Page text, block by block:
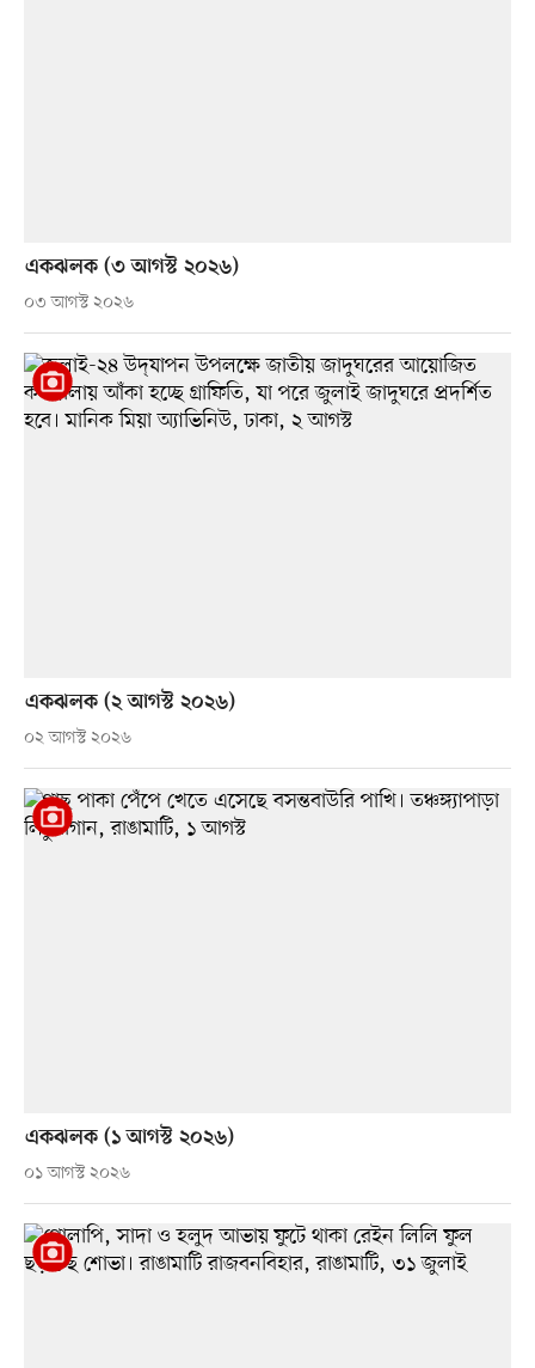
একঝলক (৩ আগস্ট ২০২৬)
০৩ আগস্ট ২০২৬
একঝলক (২ আগস্ট ২০২৬)
০২ আগস্ট ২০২৬
একঝলক (১ আগস্ট ২০২৬)
০১ আগস্ট ২০২৬